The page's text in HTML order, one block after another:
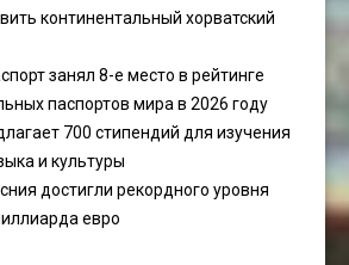
континентальный хорватский
занял 8-е место в рейтинге
паспортов мира в 2026 году
700 стипендий для изучения
и культуры
достигли рекордного уровня
евро